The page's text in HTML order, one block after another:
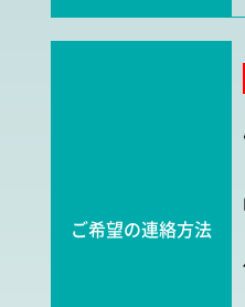
ご希望の連絡方法